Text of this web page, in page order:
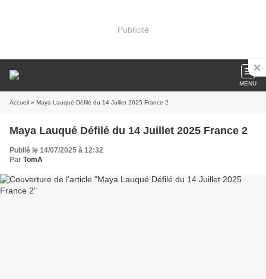
Publicité
MENU
Accueil » Maya Lauqué Défilé du 14 Juillet 2025 France 2
Maya Lauqué Défilé du 14 Juillet 2025 France 2
Publié le 14/07/2025 à 12:32
Par TomA